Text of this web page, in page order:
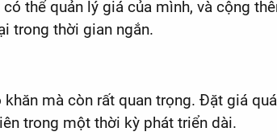
thể quản lý giá của mình, và cộng
trong thời gian ngắn.
mà còn rất quan trọng. Đặt giá
trong một thời kỳ phát triển dài.